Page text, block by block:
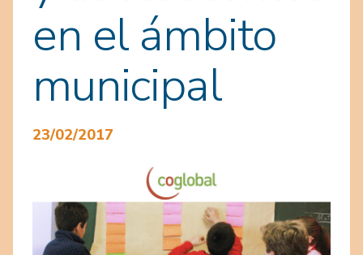
en el ámbito
municipal
23/02/2017